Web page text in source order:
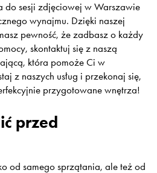
do sesji zdjęciowej w Warszawie
wynajmu. Dzięki naszej
pewność, że zadbasz o każdy
skontaktuj się z naszą
która pomoże Ci w
z naszych usług i przekonaj się,
przygotowane wnętrza!
przed
od samego sprzątania, ale też od